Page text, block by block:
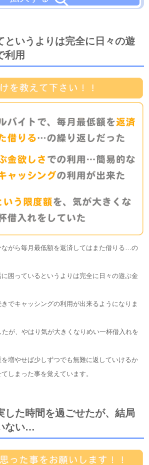
というよりは完全に日々の遊
利用
ながら毎月最低額を返済してはまた借りる…の
困っているというよりは完全に日々の遊ぶ金
でキャッシングの利用が出来るようになりま
が、やはり気が大きくなりめい一杯借入れを
増やせば少しずつでも無難に返していけるか
しまった事を覚えています。
した時間を過ごせたが、結局
ない…